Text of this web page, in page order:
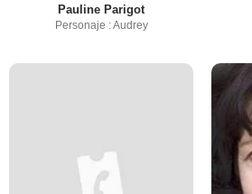
Pauline Parigot
Personaje : Audrey